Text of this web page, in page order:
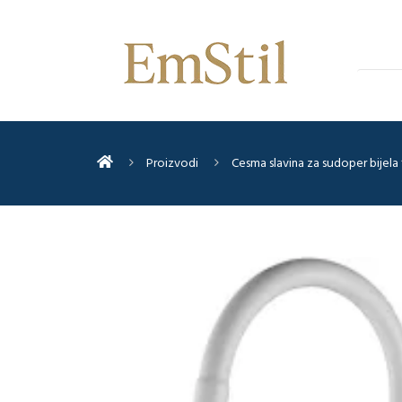
Proizvodi Cesma slavina za sudoper